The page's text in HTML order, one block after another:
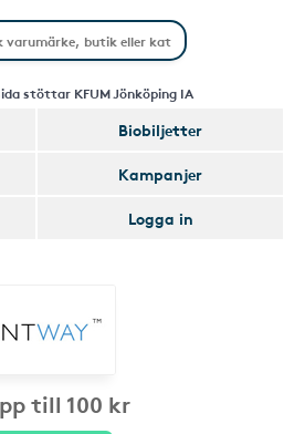
stöttar KFUM Jönköping IA
Biobiljetter
Kampanjer
Logga in
till 100 kr